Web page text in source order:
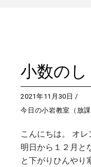
小数の
2021年11月30日
今日の小岩教室（放
こんにちは。 オ
明日から１２月と
と下がりひんやり